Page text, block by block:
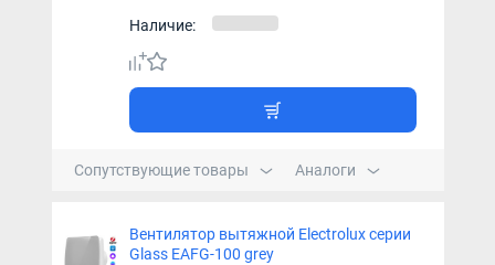
Наличие:
Сопутствующие товары Аналоги
Вентилятор вытяжной Electrolux серии
Glass EAFG-100 grey